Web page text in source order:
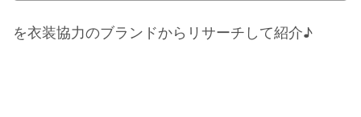
を衣装協力のブランドからリサーチして紹介♪